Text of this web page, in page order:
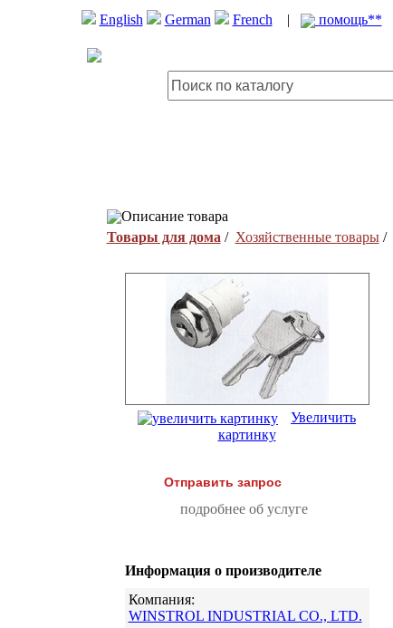
English German French | помощь**
Описание товара
Товары для дома / Хозяйственные товары/
Увеличить
картинку
Отправить запрос
подробнее об услуге
Информация о производителе
Компания:
WINSTROL INDUSTRIAL CO., LTD.